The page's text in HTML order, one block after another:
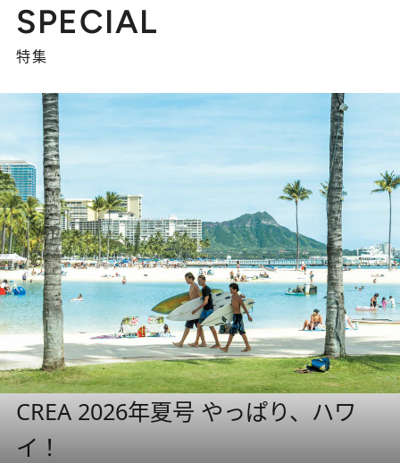
SPECIAL
特集
CREA 2026年夏号 やっぱり、ハワ
イ！